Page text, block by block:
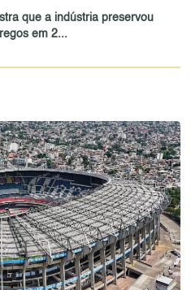
que a indústria preservou
em 2...